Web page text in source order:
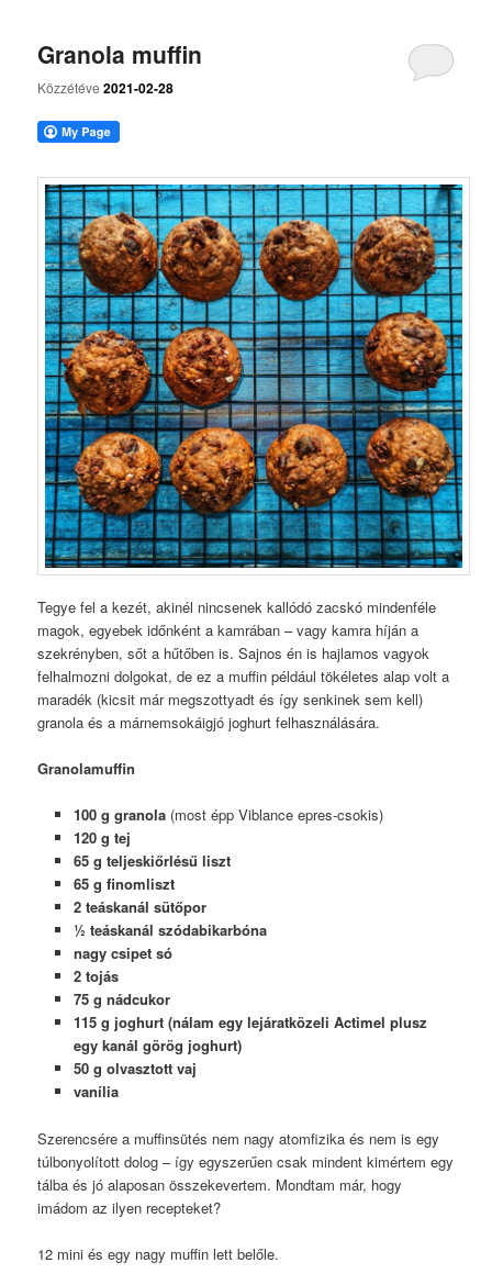
Granola muffin
Közzétéve2021-02-28
Tegye fel a kezét, akinél nincsenek kallódó zacskó mindenféle
magok, egyebek időnként a kamrában – vagy kamra híján a
szekrényben, sőt a hűtőben is. Sajnos én is hajlamos vagyok
felhalmozni dolgokat, de ez a muffin például tökéletes alap volt a
maradék (kicsit már megszottyadt és így senkinek sem kell)
granola és a márnemsokáigjó joghurt felhasználására.
Granolamuffin
100 g granola(most épp Viblance epres-csokis)
120 g tej
65 g teljeskiőrlésű liszt
65 g finomliszt
2 teáskanál sütőpor
½ teáskanál szódabikarbóna
nagy csipet só
2 tojás
75 g nádcukor
115 g joghurt (nálam egy lejáratközeli Actimel plusz
egy kanál görög joghurt)
50 g olvasztott vaj
vanília
Szerencsére a muffinsütés nem nagy atomfizika és nem is egy
túlbonyolított dolog – így egyszerűen csak mindent kimértem egy
tálba és jó alaposan összekevertem. Mondtam már, hogy
imádom az ilyen recepteket?
12 mini és egy nagy muffin lett belőle.